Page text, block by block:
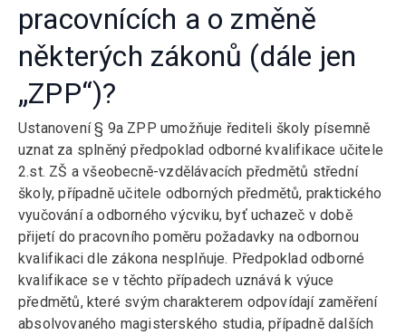
pracovnících a o změně
některých zákonů (dále jen
„ZPP“)?
Ustanovení § 9a ZPP umožňuje řediteli školy písemně
uznat za splněný předpoklad odborné kvalifikace učitele
2.st. ZŠ a všeobecně-vzdělávacích předmětů střední
školy, případně učitele odborných předmětů, praktického
vyučování a odborného výcviku, byť uchazeč v době
přijetí do pracovního poměru požadavky na odbornou
kvalifikaci dle zákona nesplňuje. Předpoklad odborné
kvalifikace se v těchto případech uznává k výuce
předmětů, které svým charakterem odpovídají zaměření
absolvovaného magisterského studia, případně dalších